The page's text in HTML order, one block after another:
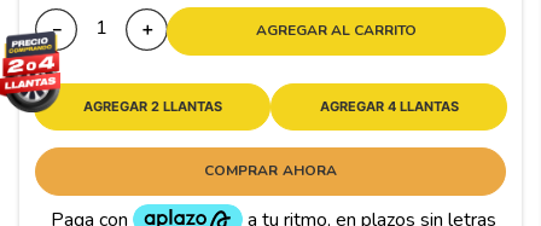
＋
－ AGREGAR AL CARRITO
AGREGAR 2 LLANTAS AGREGAR 4 LLANTAS
COMPRAR AHORA